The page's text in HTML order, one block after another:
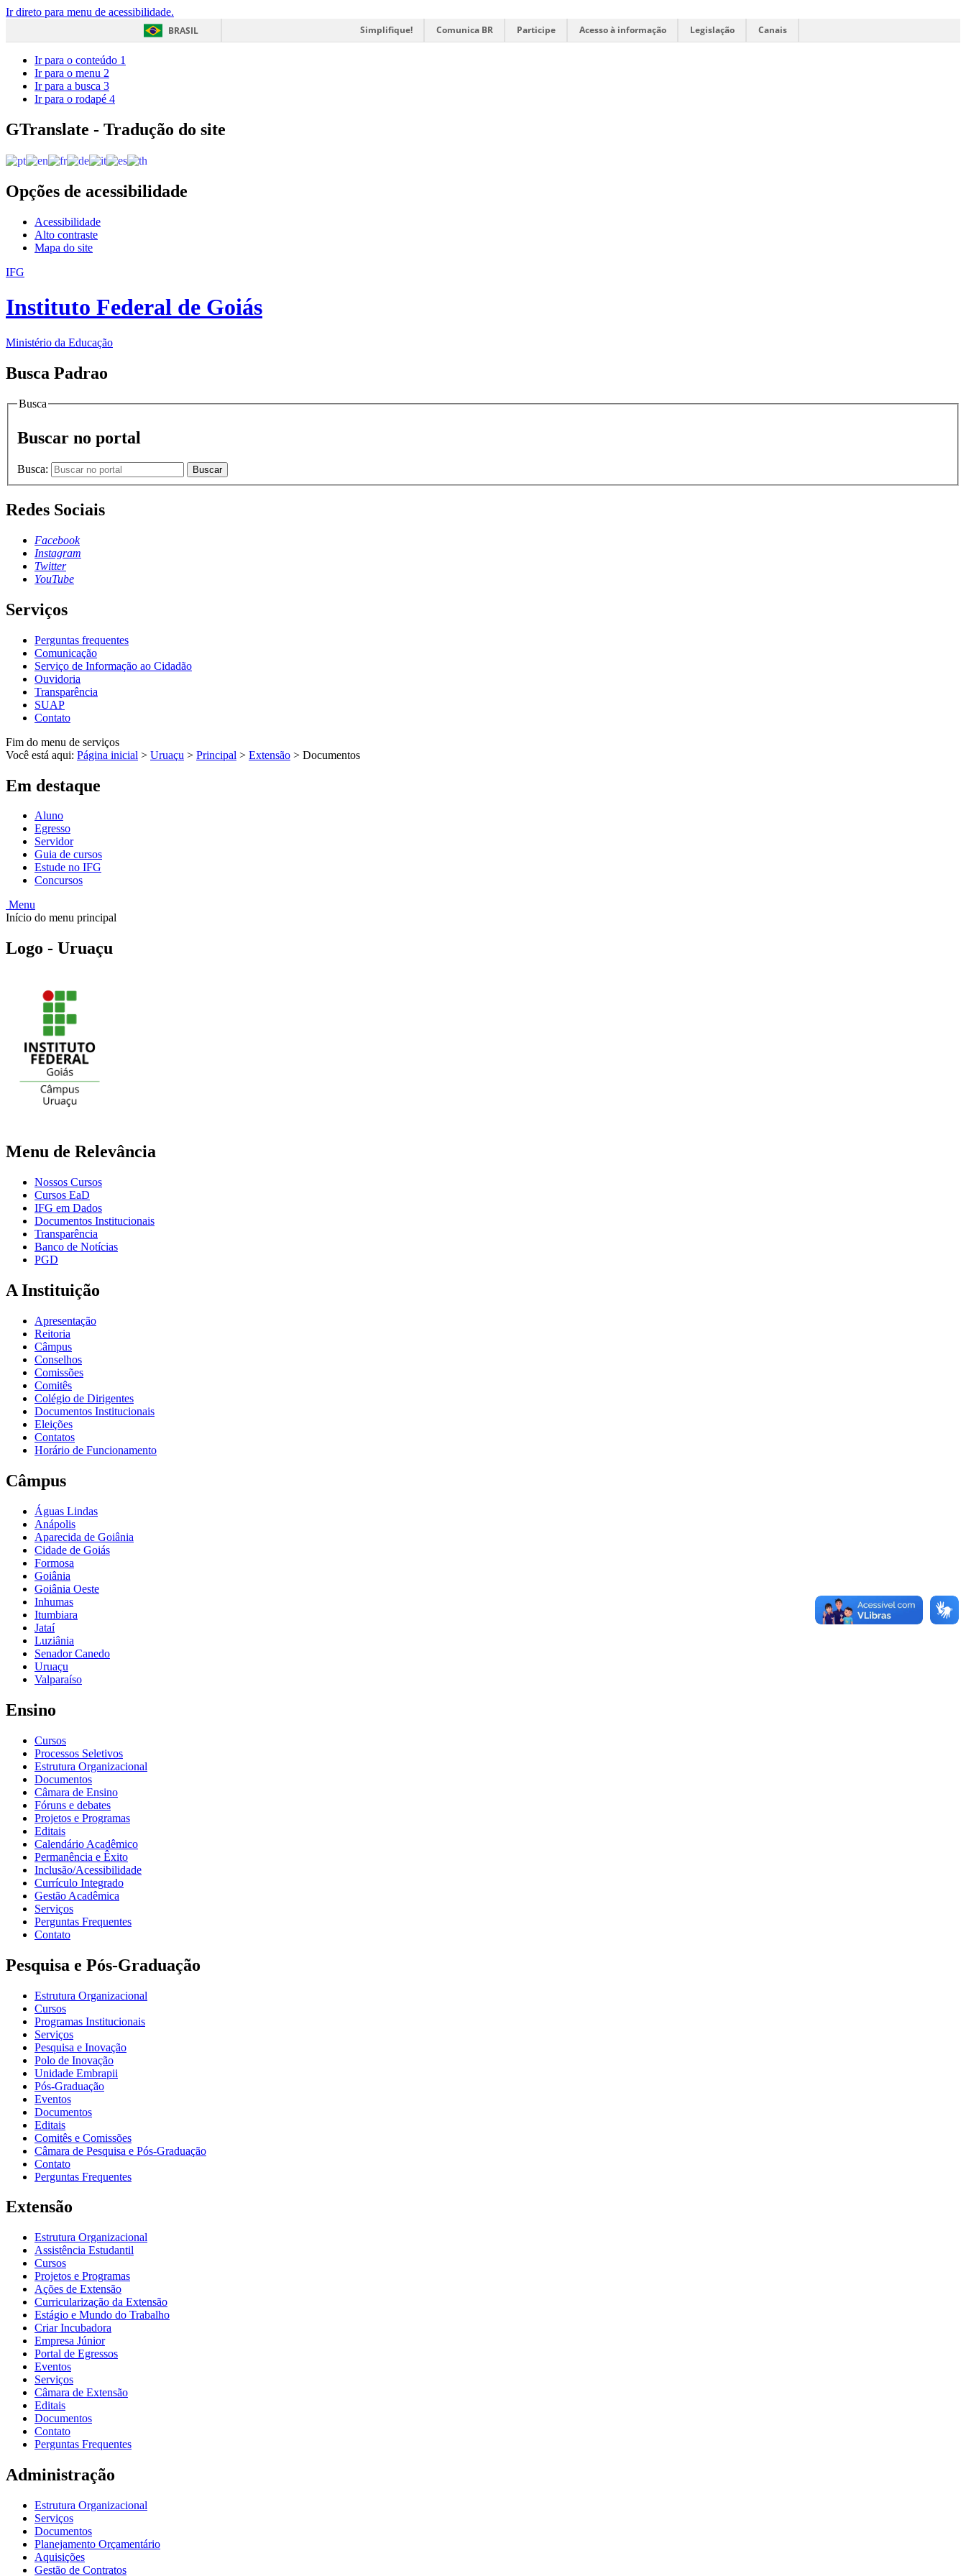
Ir direto para menu de acessibilidade.
BRASIL
Simplifique! Comunica BR Participe Acesso à informação Legislação Canais
Ir para o conteúdo 1
Ir para o menu 2
Ir para a busca 3
Ir para o rodapé 4
GTranslate - Tradução do site
Opções de acessibilidade
Acessibilidade
Alto contraste
Mapa do site
IFG
Instituto Federal de Goiás
Ministério da Educação
Busca Padrao
Busca
Buscar no portal
Busca: Buscar
Redes Sociais
Facebook
Instagram
Twitter
YouTube
Serviços
Perguntas frequentes
Comunicação
Serviço de Informação ao Cidadão
Ouvidoria
Transparência
SUAP
Contato
Fim do menu de serviços
Você está aqui: Página inicial > Uruaçu > Principal > Extensão > Documentos
Em destaque
Aluno
Egresso
Servidor
Guia de cursos
Estude no IFG
Concursos
Menu
Início do menu principal
Logo - Uruaçu
Menu de Relevância
Nossos Cursos
Cursos EaD
IFG em Dados
Documentos Institucionais
Transparência
Banco de Notícias
PGD
A Instituição
Apresentação
Reitoria
Câmpus
Conselhos
Comissões
Comitês
Colégio de Dirigentes
Documentos Institucionais
Eleições
Contatos
Horário de Funcionamento
Câmpus
Águas Lindas
Anápolis
Aparecida de Goiânia
Cidade de Goiás
Formosa
Goiânia
Goiânia Oeste
Inhumas
Itumbiara
Jataí
Luziânia
Senador Canedo
Uruaçu
Valparaíso
Ensino
Cursos
Processos Seletivos
Estrutura Organizacional
Documentos
Câmara de Ensino
Fóruns e debates
Projetos e Programas
Editais
Calendário Acadêmico
Permanência e Êxito
Inclusão/Acessibilidade
Currículo Integrado
Gestão Acadêmica
Serviços
Perguntas Frequentes
Contato
Pesquisa e Pós-Graduação
Estrutura Organizacional
Cursos
Programas Institucionais
Serviços
Pesquisa e Inovação
Polo de Inovação
Unidade Embrapii
Pós-Graduação
Eventos
Documentos
Editais
Comitês e Comissões
Câmara de Pesquisa e Pós-Graduação
Contato
Perguntas Frequentes
Extensão
Estrutura Organizacional
Assistência Estudantil
Cursos
Projetos e Programas
Ações de Extensão
Curricularização da Extensão
Estágio e Mundo do Trabalho
Criar Incubadora
Empresa Júnior
Portal de Egressos
Eventos
Serviços
Câmara de Extensão
Editais
Documentos
Contato
Perguntas Frequentes
Administração
Estrutura Organizacional
Serviços
Documentos
Planejamento Orçamentário
Aquisições
Gestão de Contratos